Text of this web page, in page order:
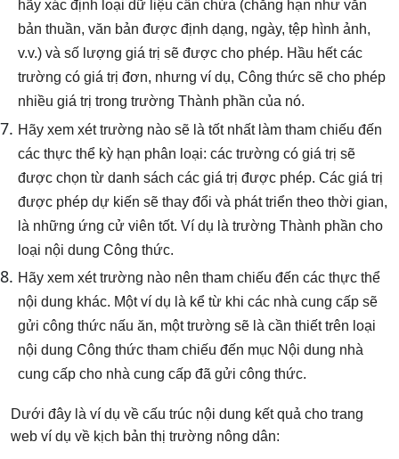
hãy xác định loại dữ liệu cần chứa (chẳng hạn như văn
bản thuần, văn bản được định dạng, ngày, tệp hình ảnh,
v.v.) và số lượng giá trị sẽ được cho phép. Hầu hết các
trường có giá trị đơn, nhưng ví dụ, Công thức sẽ cho phép
nhiều giá trị trong trường Thành phần của nó.
Hãy xem xét trường nào sẽ là tốt nhất làm tham chiếu đến
các thực thể kỳ hạn phân loại: các trường có giá trị sẽ
được chọn từ danh sách các giá trị được phép. Các giá trị
được phép dự kiến ​​sẽ thay đổi và phát triển theo thời gian,
là những ứng cử viên tốt. Ví dụ là trường Thành phần cho
loại nội dung Công thức.
Hãy xem xét trường nào nên tham chiếu đến các thực thể
nội dung khác. Một ví dụ là kể từ khi các nhà cung cấp sẽ
gửi công thức nấu ăn, một trường sẽ là cần thiết trên loại
nội dung Công thức tham chiếu đến mục Nội dung nhà
cung cấp cho nhà cung cấp đã gửi công thức.
Dưới đây là ví dụ về cấu trúc nội dung kết quả cho trang
web ví dụ về kịch bản thị trường nông dân: